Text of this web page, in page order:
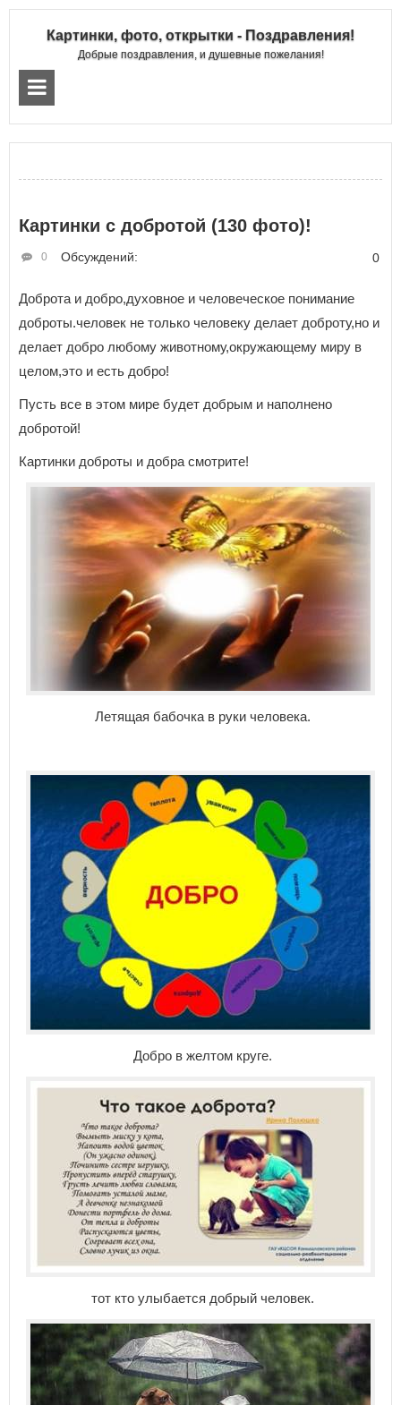
Картинки, фото, открытки - Поздравления!
Добрые поздравления, и душевные пожелания!
Картинки с добротой (130 фото)!
Обсуждений:
0 0
Доброта и добро,духовное и человеческое понимание
доброты.человек не только человеку делает доброту,но и
делает добро любому животному,окружающему миру в
целом,это и есть добро!
Пусть все в этом мире будет добрым и наполнено
добротой!
Картинки доброты и добра смотрите!
Летящая бабочка в руки человека.
Добро в желтом круге.
тот кто улыбается добрый человек.